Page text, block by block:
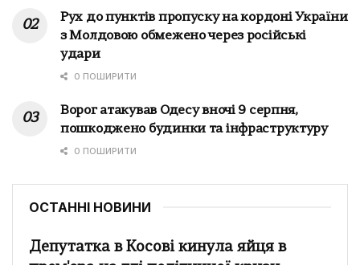
Рух до пунктів пропуску на кордоні України
з Молдовою обмежено через російські
удари
0 ПОШИРИТИ
Ворог атакував Одесу вночі 9 серпня,
пошкоджено будинки та інфраструктуру
0 ПОШИРИТИ
ОСТАННІ НОВИНИ
Депутатка в Косові кинула яйця в